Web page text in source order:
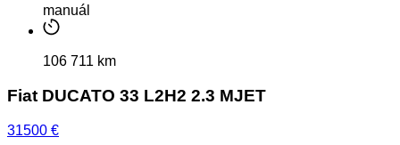
manuál
106 711 km
Fiat DUCATO 33 L2H2 2.3 MJET
31500 €